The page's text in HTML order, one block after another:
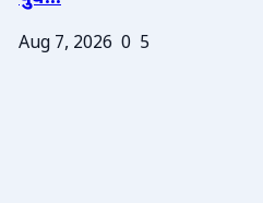
Aug 7, 2026 0 5